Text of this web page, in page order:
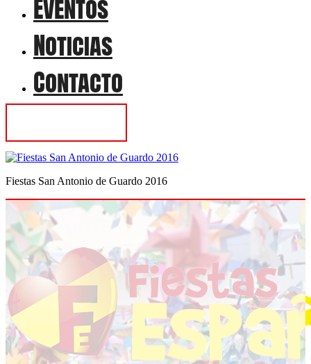
Eventos
Noticias
Contacto
Fiestas San Antonio de Guardo 2016